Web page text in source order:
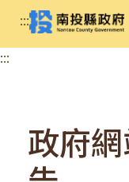
:::
:::
政府